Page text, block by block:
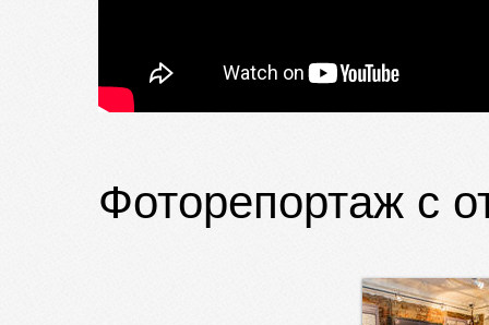
Фоторепортаж с